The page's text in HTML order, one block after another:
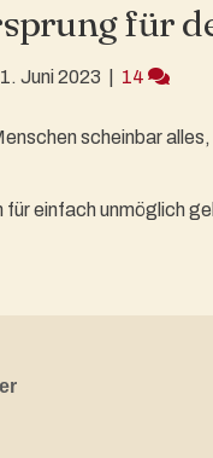
für
1. Juni 2023 14
scheinbar
einfach unmöglich